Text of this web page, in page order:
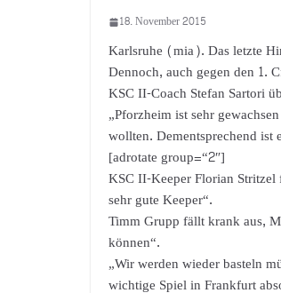
18. November 2015
Karlsruhe (mia). Das letzte
Dennoch, auch gegen den 1.
KSC II-Coach Stefan Sartori
„Pforzheim ist sehr
wollten. Dementsprechend ist
[adrotate group=“2″]
KSC II-Keeper Florian
sehr gute Keeper“.
Timm Grupp fällt krank aus,
können“.
„Wir werden wieder basteln
wichtige Spiel in Frankfurt